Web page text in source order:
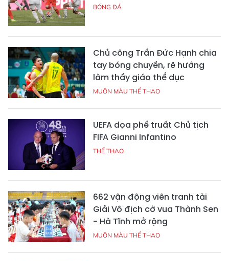
BÓNG ĐÁ
Chủ công Trần Đức Hạnh chia
tay bóng chuyền, rẽ hướng
làm thầy giáo thể dục
MUÔN MÀU THỂ THAO
UEFA dọa phế truất Chủ tịch
FIFA Gianni Infantino
THỂ THAO
662 vận động viên tranh tài
Giải Vô địch cờ vua Thành Sen
- Hà Tĩnh mở rộng
MUÔN MÀU THỂ THAO